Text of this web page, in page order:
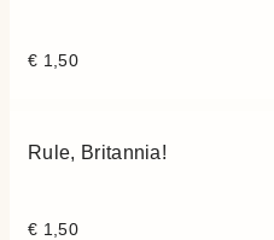
€ 1,50
Rule, Britannia!
€ 1,50